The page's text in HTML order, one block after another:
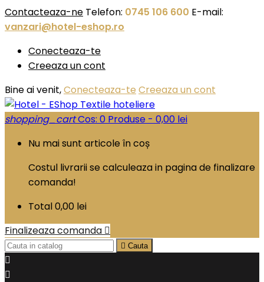
Contacteaza-ne Telefon: 0745 106 600 E-mail:
vanzari@hotel-eshop.ro
Conecteaza-te
Creeaza un cont
Bine ai venit,Conecteaza-te Creeaza un cont
shopping_cartCos: 0 Produse - 0,00 lei
Nu mai sunt articole în coș
Costul livrarii se calculeaza in pagina de finalizare
comanda!
Total0,00 lei
Finalizeaza comanda 
 Cauta

